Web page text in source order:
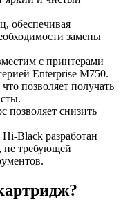
обеспечивая
замены
с принтерами
Enterprise M750.
позволяет получать
позволяет снизить
Black разработан
не требующей